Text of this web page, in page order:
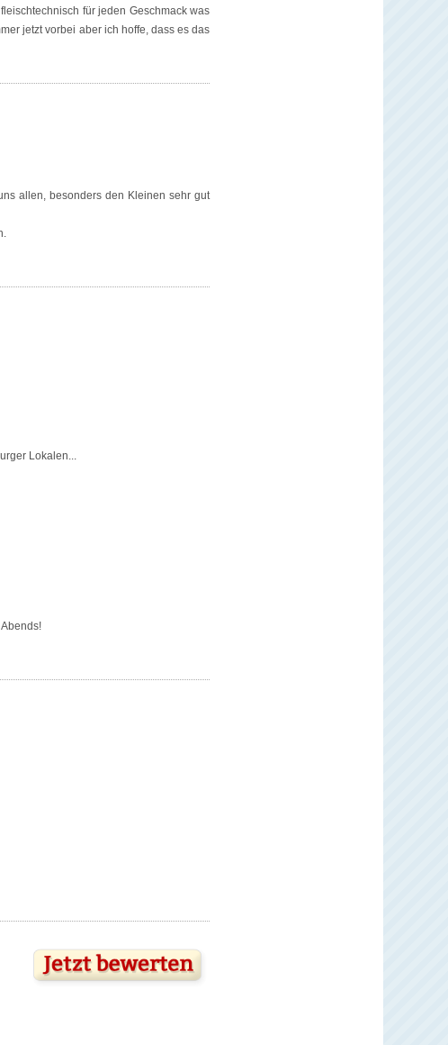
für jeden Geschmack was
jetzt vorbei aber ich hoffe, dass es das
allen, besonders den Kleinen sehr gut
Lokalen...